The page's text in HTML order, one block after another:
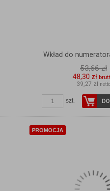
Wkład do
53,66 zł
48,30 zł
39,27 zł netto
szt.
PROMOCJA